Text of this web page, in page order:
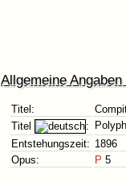
Allgemeine
Titel:
Titel
:
Entstehungszeit: 1896
Opus:
P 5